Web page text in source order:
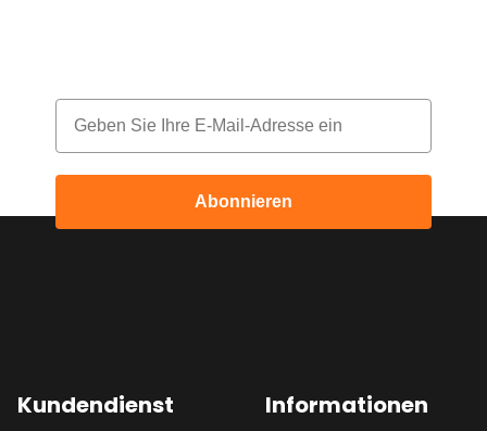
Email
Abonnieren
Kundendienst Informationen